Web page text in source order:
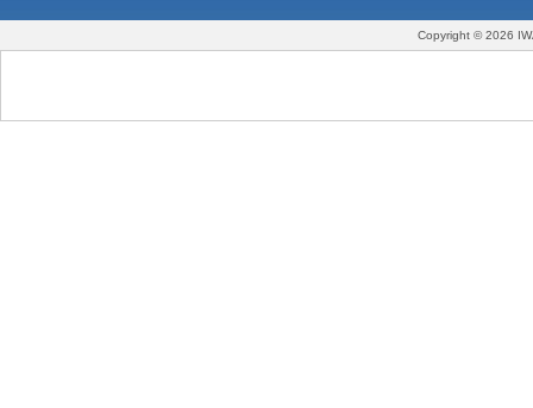
Copyright © 2026